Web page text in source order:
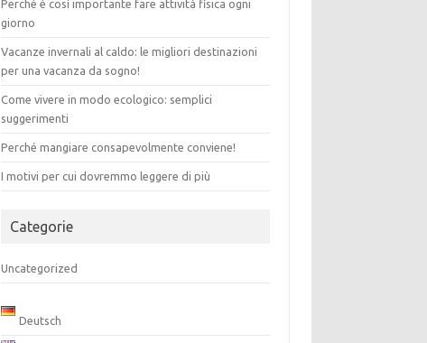
Perché è così importante fare attività fisica ogni
giorno
Vacanze invernali al caldo: le migliori destinazioni
per una vacanza da sogno!
Come vivere in modo ecologico: semplici
suggerimenti
Perché mangiare consapevolmente conviene!
I motivi per cui dovremmo leggere di più
Categorie
Uncategorized
Deutsch